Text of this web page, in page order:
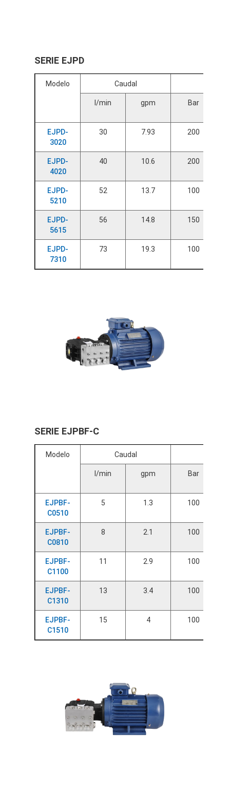
SERIE EJPD
Modelo Caudal
l/min gpm Bar
EJPD-
3020
30 7.93 200
EJPD-
4020
40 10.6 200
EJPD-
5210
52 13.7 100
EJPD-
5615
56 14.8 150
EJPD-
7310
73 19.3 100
SERIE EJPBF-C
Modelo Caudal
l/min gpm Bar
EJPBF-
C0510
5 1.3 100
EJPBF-
C0810
8 2.1 100
EJPBF-
C1100
11 2.9 100
EJPBF-
C1310
13 3.4 100
EJPBF-
C1510
15 4 100